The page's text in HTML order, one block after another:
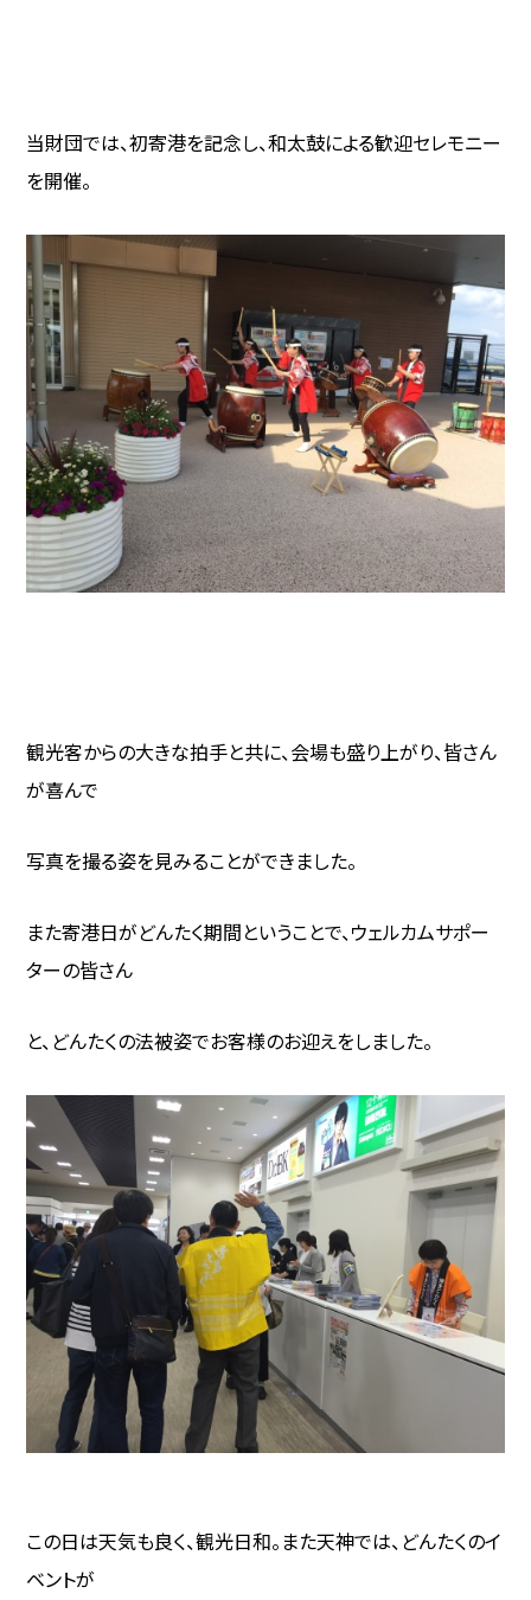
当財団では、初寄港を記念し、和太鼓による歓迎セレモニー
を開催。
観光客からの大きな拍手と共に、会場も盛り上がり、皆さん
が喜んで
写真を撮る姿を見みることができました。
また寄港日がどんたく期間ということで、ウェルカムサポー
ターの皆さん
と、どんたくの法被姿でお客様のお迎えをしました。
この日は天気も良く、観光日和。また天神では、どんたくのイ
ベントが